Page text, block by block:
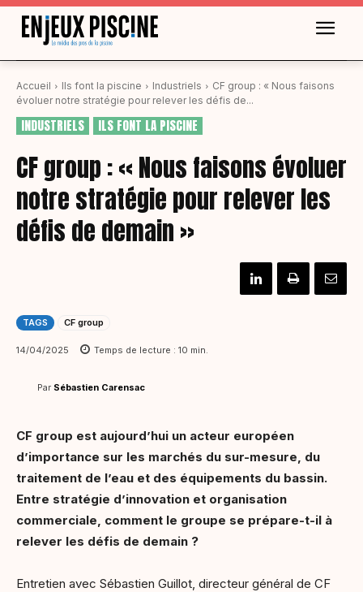
Accueil Ils font la piscine Industriels
CF group : « Nous faisons
évoluer notre stratégie pour relever les défis de...
INDUSTRIELS ILS FONT LA PISCINE
CF group : « Nous faisons évoluer
notre stratégie pour relever les
défis de demain »
TAGS CF group
14/04/2025 Temps de lecture : 10 min.
Par Sébastien Carensac
CF group est aujourd’hui un acteur européen
d’importance sur les marchés du sur-mesure, du
traitement de l’eau et des équipements du bassin.
Entre stratégie d’innovation et organisation
commerciale, comment le groupe se prépare-t-il à
relever les défis de demain ?
Entretien avec Sébastien Guillot, directeur général de CF